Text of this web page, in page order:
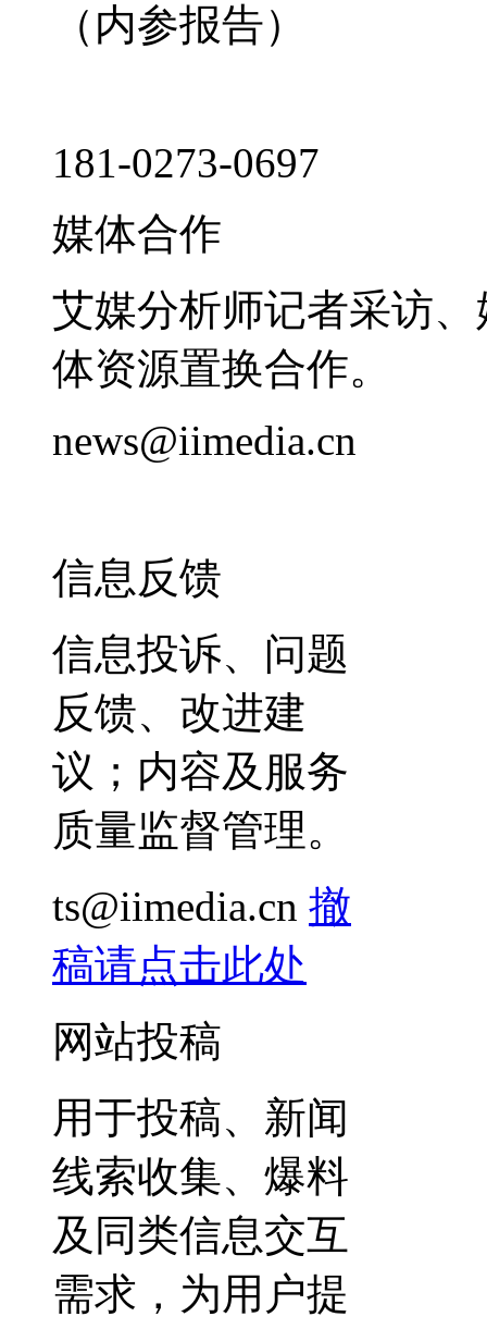
（内参报告）
181-0273-0697
媒体合作
艾媒分析师记者采访
体资源置换合作。
news@iimedia.cn
信息反馈
信息投诉、问题
反馈、改进建
议；内容及服务
质量监督管理。
ts@iimedia.cn 撤
稿请点击此处
网站投稿
用于投稿、新闻
线索收集、爆料
及同类信息交互
需求，为用户提